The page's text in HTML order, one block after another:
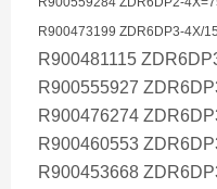
R900473199 ZDR6DP3-4X/
R900481115
R900555927
R900476274
R900460553
R900453668